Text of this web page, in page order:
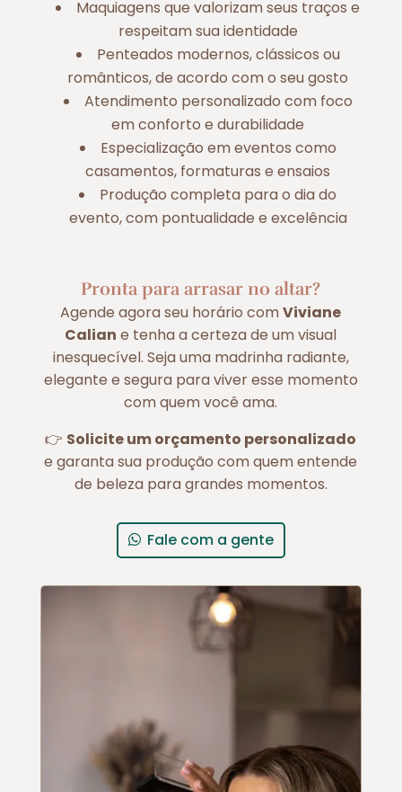
Maquiagens que valorizam seus traços e
respeitam sua identidade
Penteados modernos, clássicos ou
românticos, de acordo com o seu gosto
Atendimento personalizado com foco
em conforto e durabilidade
Especialização em eventos como
casamentos, formaturas e ensaios
Produção completa para o dia do
evento, com pontualidade e excelência
Pronta para arrasar no altar?
Agende agora seu horário comViviane
Calian e tenha a certeza de um visual
inesquecível. Seja uma madrinha radiante,
elegante e segura para viver esse momento
com quem você ama.
👉 Solicite um orçamento personalizado
e garanta sua produção com quem entende
de beleza para grandes momentos.
Fale com a gente